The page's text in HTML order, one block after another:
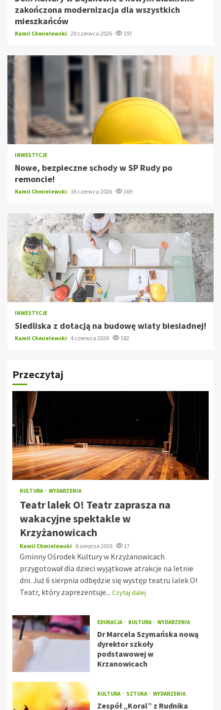
zakończona modernizacja dla wszystkich
mieszkańców
Kamil Chmielewski 20 czerwca 2026 197
INWESTYCJE
Nowe, bezpieczne schody w SP Rudy po
remoncie!
Kamil Chmielewski 16 czerwca 2026 169
INWESTYCJE
Siedliska z dotacją na budowę wiaty biesiadnej!
Kamil Chmielewski 4 czerwca 2026 182
Przeczytaj
KULTURA WYDARZENIA
Teatr lalek O! Teatr zaprasza na
wakacyjne spektakle w
Krzyżanowicach
Kamil Chmielewski 6 sierpnia 2026 17
Gminny Ośrodek Kultury w Krzyżanowicach
przygotował dla dzieci wyjątkowe atrakcje na letnie
dni. Już 6 sierpnia odbędzie się występ teatru lalek O!
Teatr, który zaprezentuje... Czytaj dalej
EDUKACJA KULTURA WYDARZENIA
Dr Marcela Szymańska nową
dyrektor szkoły
podstawowej w
Krzanowicach
KULTURA SZTUKA WYDARZENIA
Zespół „Koral” z Rudnika